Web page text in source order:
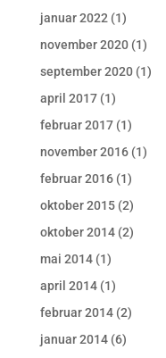
januar 2022(1)
november 2020(1)
september 2020(1)
april 2017(1)
februar 2017(1)
november 2016(1)
februar 2016(1)
oktober 2015(2)
oktober 2014(2)
mai 2014(1)
april 2014(1)
februar 2014(2)
januar 2014(6)